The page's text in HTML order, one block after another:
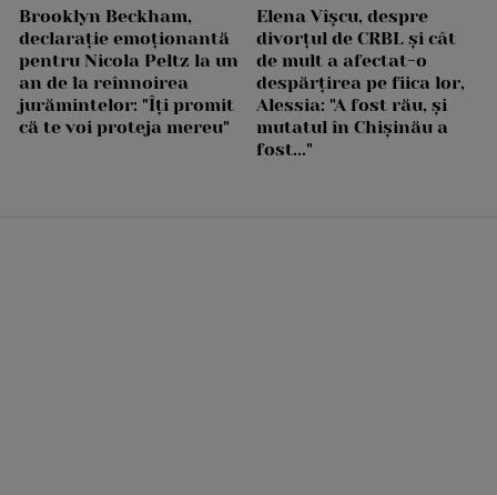
Brooklyn Beckham,
declarație emoționantă
pentru Nicola Peltz la un
an de la reînnoirea
jurămintelor: "Îți promit
că te voi proteja mereu"
Elena Vîșcu, despre
divorțul de CRBL și cât
de mult a afectat-o
despărțirea pe fiica lor,
Alessia: "A fost rău, și
mutatul în Chișinău a
fost..."